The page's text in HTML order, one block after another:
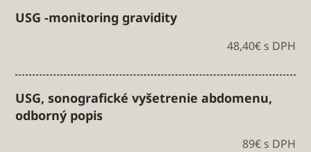
USG -monitoring gravidity
48,40€ s DPH
USG, sonografické vyšetrenie abdomenu,
odborný popis
89€ s DPH